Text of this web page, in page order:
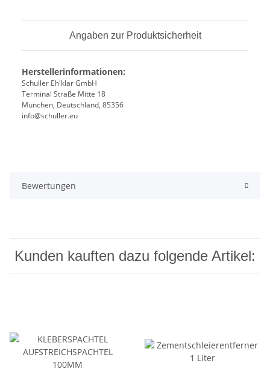
Angaben zur Produktsicherheit
Herstellerinformationen:
Schuller Eh'klar GmbH
Terminal Straße Mitte 18
München, Deutschland, 85356
info@schuller.eu
Bewertungen
Kunden kauften dazu folgende Artikel: